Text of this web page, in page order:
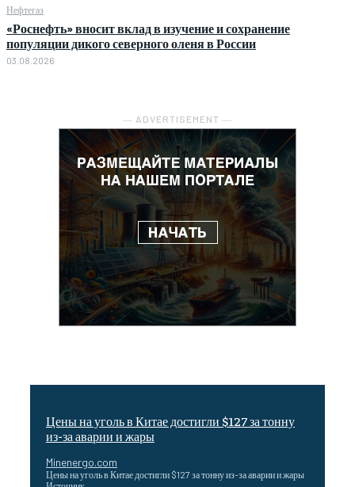
Нефтегаз
«Роснефть» вносит вклад в изучение и сохранение
популяции дикого северного оленя в России
03.08.2026
― ADVERTISEMENT ―
Цены на уголь в Китае достигли $127 за тонну
из-за аварии и жары
Minenergo.com
Цены на уголь в Китае достигли $127 за тонну из-за аварии и жары